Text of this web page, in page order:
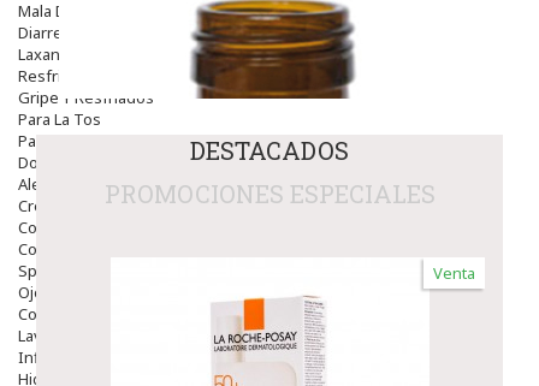
Mala Digestion
Diarrea / Estreñimiento / Vómitos
Laxantes
Resfriados
Gripe Y Resfriados
Para La Tos
Para Descongestionar La Nariz
Dolor De Garganta
Alergias Y Picaduras
Cremas
Comprimidos
Colirios
Sprays
Ojos Y Oidos
Congestión
Lavado Ojos
Inflamación Del Oido (otitis)
Higiene Oido
DESTACADOS
PROMOCIONES ESPECIALES
Venta